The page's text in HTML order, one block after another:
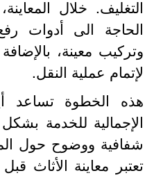
خلال
الى أدوات
معينة، بالإضافة
عملية النقل.
الخطوة تساعد
للخدمة بشكل
ووضوح حول
معاينة الأثاث قبل